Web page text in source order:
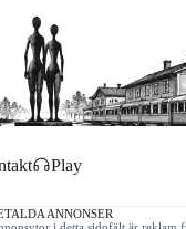
Play
ANNONSER
i detta sidofält är reklam